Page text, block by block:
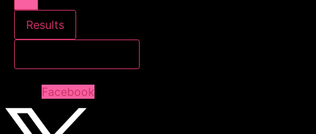
Results
Facebook